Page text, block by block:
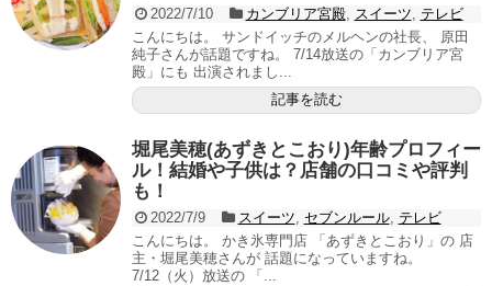
2022/7/10 カンブリア宮殿, スイーツ, テレビ
こんにちは。 サンドイッチのメルヘンの社長、 原田
純子さんが話題ですね。 7/14放送の「カンブリア宮
殿」にも 出演されまし...
記事を読む
堀尾美穂(あずきとこおり)年齢プロフィー
ル！結婚や子供は？店舗の口コミや評判
も！
2022/7/9 スイーツ, セブンルール, テレビ
こんにちは。 かき氷専門店 「あずきとこおり」の 店
主・堀尾美穂さんが 話題になっていますね。
7/12（火）放送の 「...